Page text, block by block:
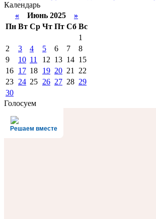
Календарь
« Июнь 2025 »
Пн Вт Ср Чт Пт Сб Вс
1
2
3 4 5 6 7
8
9
10 11 12 13 14 15
16 17 18 19 20 21
22
23 24 25 26 27 28 29
30
Голосуем
Решаем вместе